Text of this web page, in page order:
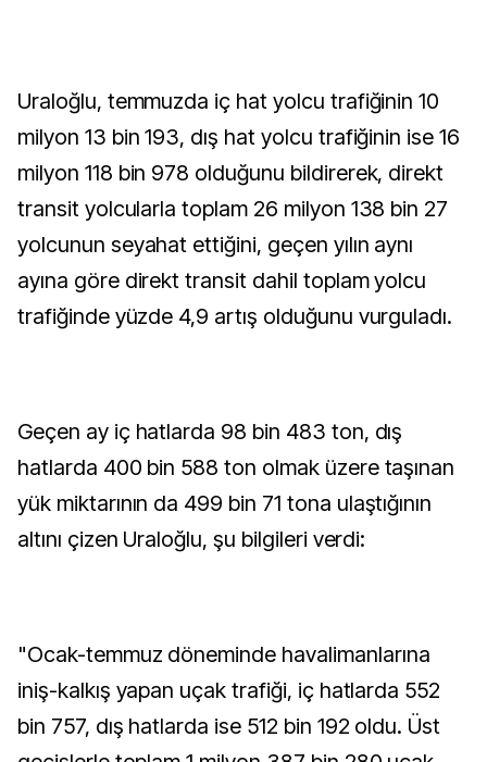
Uraloğlu, temmuzda iç hat yolcu trafiğinin 10
milyon 13 bin 193, dış hat yolcu trafiğinin ise 16
milyon 118 bin 978 olduğunu bildirerek, direkt
transit yolcularla toplam 26 milyon 138 bin 27
yolcunun seyahat ettiğini, geçen yılın aynı
ayına göre direkt transit dahil toplam yolcu
trafiğinde yüzde 4,9 artış olduğunu vurguladı.
Geçen ay iç hatlarda 98 bin 483 ton, dış
hatlarda 400 bin 588 ton olmak üzere taşınan
yük miktarının da 499 bin 71 tona ulaştığının
altını çizen Uraloğlu, şu bilgileri verdi:
"Ocak-temmuz döneminde havalimanlarına
iniş-kalkış yapan uçak trafiği, iç hatlarda 552
bin 757, dış hatlarda ise 512 bin 192 oldu. Üst